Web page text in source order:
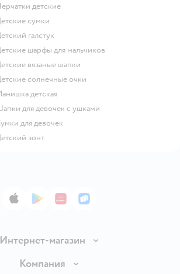
Перчатки детские
Детские сумки
Детский галстук
Детские шарфы для мальчиков
Детские вязаные шапки
Детские солнечные очки
Манишка детская
Шапки для девочек с ушками
Сумки для девочек
Детский зонт
App StoreGoogle Play
AppGallery
RuStore
Интернет-магазин
Доставка и оплата
Компания